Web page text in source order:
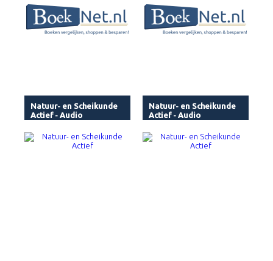
Natuur- en Scheikunde
Actief - Audio
Natuur- en Scheikunde
Actief - Audio